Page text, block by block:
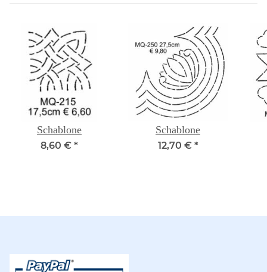
Schablone
8,60 € *
Schablone
12,70 € *